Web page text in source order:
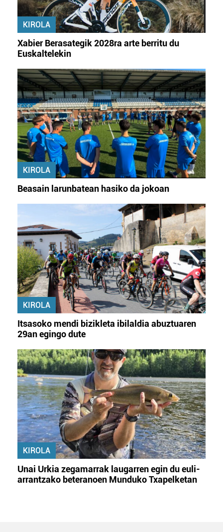
KIROLA
Xabier Berasategik 2028ra arte berritu du
Euskaltelekin
KIROLA
Beasain larunbatean hasiko da jokoan
KIROLA
Itsasoko mendi bizikleta ibilaldia abuztuaren
29an egingo dute
KIROLA
Unai Urkia zegamarrak laugarren egin du euli-
arrantzako beteranoen Munduko Txapelketan